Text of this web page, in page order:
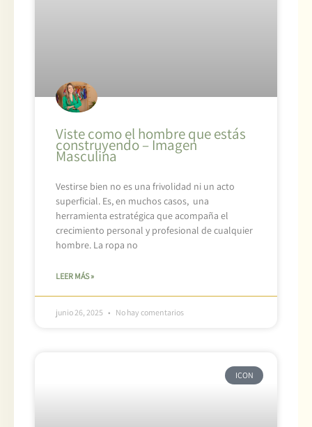
Viste como el hombre que estás
construyendo – Imagen
Masculina
Vestirse bien no es una frivolidad ni un acto
superficial. Es, en muchos casos, una
herramienta estratégica que acompaña el
crecimiento personal y profesional de cualquier
hombre. La ropa no
LEER MÁS »
junio 26, 2025 No hay comentarios
ICON